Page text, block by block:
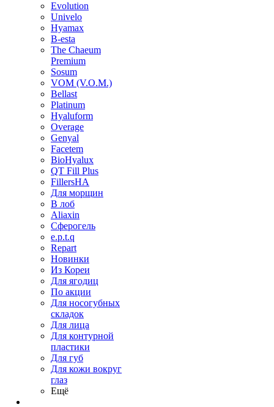
Evolution
Univelo
Hyamax
B-esta
The Chaeum
Premium
Sosum
VOM (V.O.M.)
Bellast
Platinum
Hyaluform
Overage
Genyal
Facetem
BioHyalux
QT Fill Plus
FillersHA
Для морщин
В лоб
Aliaxin
Сферогель
e.p.t.q
Repart
Новинки
Из Кореи
Для ягодиц
По акции
Для носогубных
складок
Для лица
Для контурной
пластики
Для губ
Для кожи вокруг
глаз
Ещё